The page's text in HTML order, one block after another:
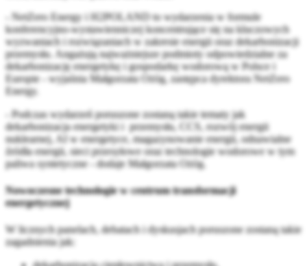
- NetZero Energy i H2POLAND to wydarzenia w formule
konferencyjno-wystawienniczej koncentrujące się na kluczowych
wyzwaniach i rozwiązaniach w zakresie energii oraz dekarbonizacji
przemysłu. Angażują najważniejsze podmioty odpowiedzialne za
dekarbonizację energetykę i gospodarkę wodorową w Polsce i
Europie - wyjaśnia Małgorzata Ożóg, zastępca dyrektora NetZero
Energy.
- Podczas wydarzeń poruszone zostaną takie tematy jak
dekarbonizacja energetyki i przemysłu, CCS, rozwój energii
nuklearnej, AI w energetyce, magazynowanie energii, odnawialne
źródła energii, sieci przesyłowe oraz technologie wodorowe w tym
paliwa syntetyczne - dodaje Małgorzata Ożóg.
Nowoczesne technologie w centrum transformacji
energetycznej
W licznych panelach, debatach i dyskusjach poruszone zostaną takie
zagadnienia jak: